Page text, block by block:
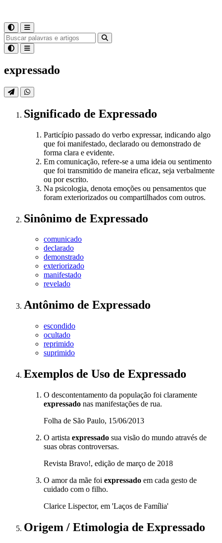
expressado
Significado de Expressado
Particípio passado do verbo expressar, indicando algo
que foi manifestado, declarado ou demonstrado de
forma clara e evidente.
Em comunicação, refere-se a uma ideia ou sentimento
que foi transmitido de maneira eficaz, seja verbalmente
ou por escrito.
Na psicologia, denota emoções ou pensamentos que
foram exteriorizados ou compartilhados com outros.
Sinônimo de Expressado
comunicado
declarado
demonstrado
exteriorizado
manifestado
revelado
Antônimo de Expressado
escondido
ocultado
reprimido
suprimido
Exemplos de Uso de Expressado
O descontentamento da população foi claramente
expressado nas manifestações de rua.
Folha de São Paulo, 15/06/2013
O artista expressado sua visão do mundo através de
suas obras controversas.
Revista Bravo!, edição de março de 2018
O amor da mãe foi expressado em cada gesto de
cuidado com o filho.
Clarice Lispector, em 'Laços de Família'
Origem / Etimologia de Expressado